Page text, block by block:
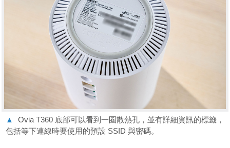
▲
Ovia T360 底部可以看到一圈散熱孔，並有詳細資訊的標籤，
包括等下連線時要使用的預設 SSID 與密碼。